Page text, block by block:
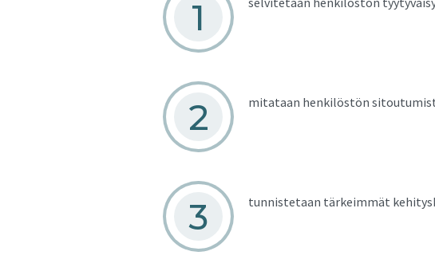
mitataan henkilöstön
tunnistetaan tärkeimmät